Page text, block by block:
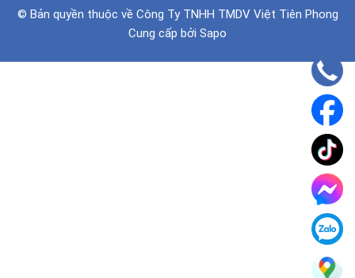
© Bản quyền thuộc về Công Ty TNHH TMDV Việt Tiên Phong
Cung cấp bởi Sapo